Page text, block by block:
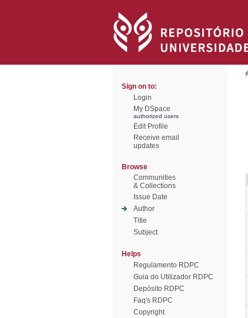
Sign on to:
Login
My DSpace
authorized users
Edit Profile
Receive email
updates
Browse
Communities
& Collections
Issue Date
Author
Title
Subject
Helps
Regulamento RDPC
Guia do Utilizador RDPC
Depósito RDPC
Faq's RDPC
Copyright